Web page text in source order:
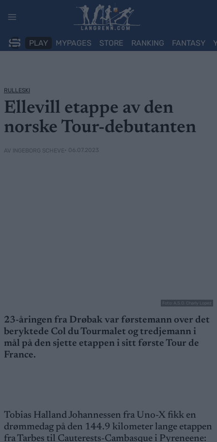
PLAY MYPAGES STORE RANKING FANTASY
RULLESKI
Ellevill etappe av den
norske Tour-debutanten
AV INGEBORG SCHEVE• 06.07.2023
Foto: A.S.O. Charly Lopez
23-åringen fra Drøbak var førstemann over det
beryktede Col du Tourmalet og tredjemann i
mål på den sjette etappen i sitt første Tour de
France.
Tobias Halland Johannessen fra Uno-X fikk en
drømmedag på den 144.9 kilometer lange etappen
fra Tarbes til Cauterests-Cambasque i Pyreneene: